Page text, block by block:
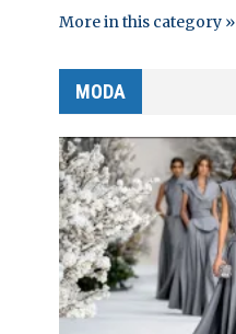
More in this category »
MODA